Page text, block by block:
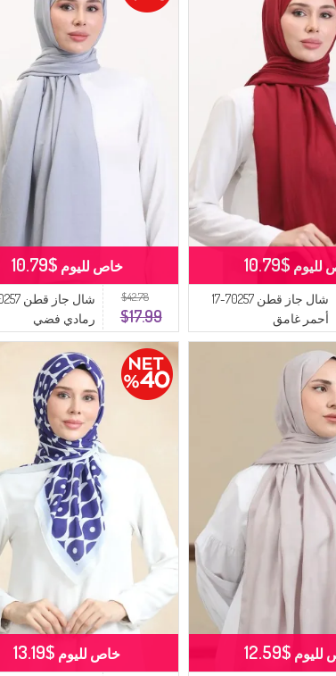
شال جاز قطن 70257-17
أحمر غامق
لليوم $10.79
$42.78
$17.99
رمادي فضي
خاص لليوم $10.79
لليوم $12.59 خاص لليوم $13.19